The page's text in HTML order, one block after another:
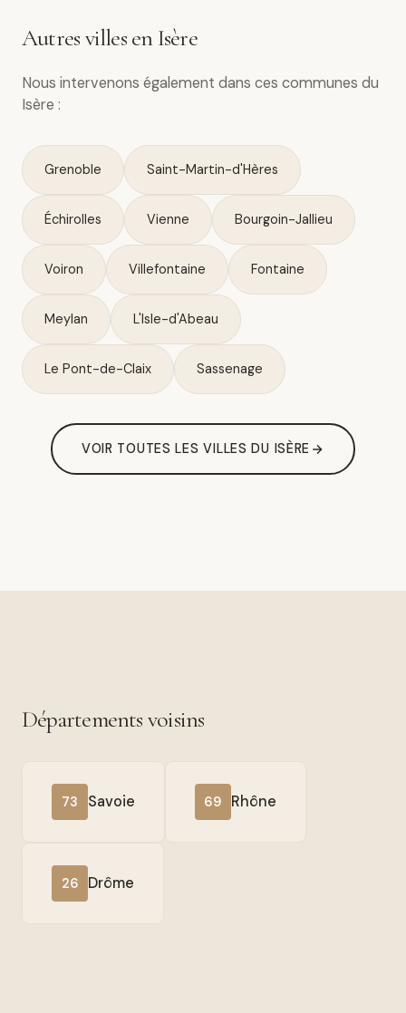
Autres villes en Isère
Nous intervenons également dans ces communes du
Isère :
Grenoble Saint-Martin-d'Hères
Échirolles Vienne Bourgoin-Jallieu
Voiron Villefontaine Fontaine
Meylan L'Isle-d'Abeau
Le Pont-de-Claix Sassenage
VOIR TOUTES LES VILLES DU ISÈRE
Départements voisins
73 Savoie 69 Rhône
26 Drôme